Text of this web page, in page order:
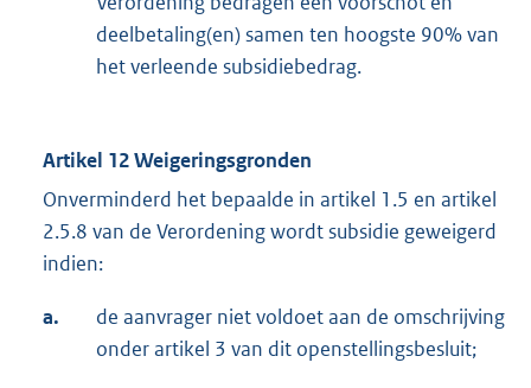
deelbetaling(en) samen ten hoogste 90% van
het verleende subsidiebedrag.
Artikel 12 Weigeringsgronden
Onverminderd het bepaalde in artikel 1.5 en artikel
2.5.8 van de Verordening wordt subsidie geweigerd
indien:
a.
de aanvrager niet voldoet aan de omschrijving
onder artikel 3 van dit openstellingsbesluit;